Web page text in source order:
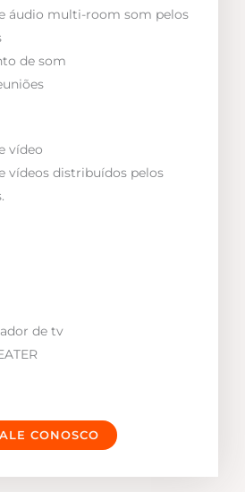
áudio multi-room som pelos
de som
vídeo
vídeos distribuídos pelos
de tv
CONOSCO